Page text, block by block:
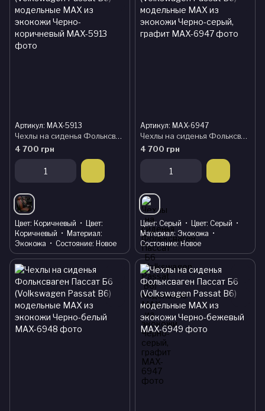
Артикул: MAX-5913
Чехлы на сиденья Фольксваген Пассат Б6 (Volkswagen Passat B6) модельные MAX из экокожи Черно-коричневый
4 700 грн
Цвет Коричневый
Цвет
Коричневый
Материал
Экокожа
Состояние Новое
Артикул: MAX-6947
Чехлы на сиденья Фольксваген Пассат Б6 (Volkswagen Passat B6) модельные MAX из экокожи Черно-серый, графит
4 700 грн
Цвет Серый Цвет Серый
Материал Экокожа
Состояние Новое